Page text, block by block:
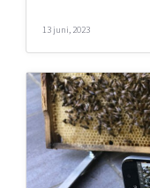
13 juni, 2023